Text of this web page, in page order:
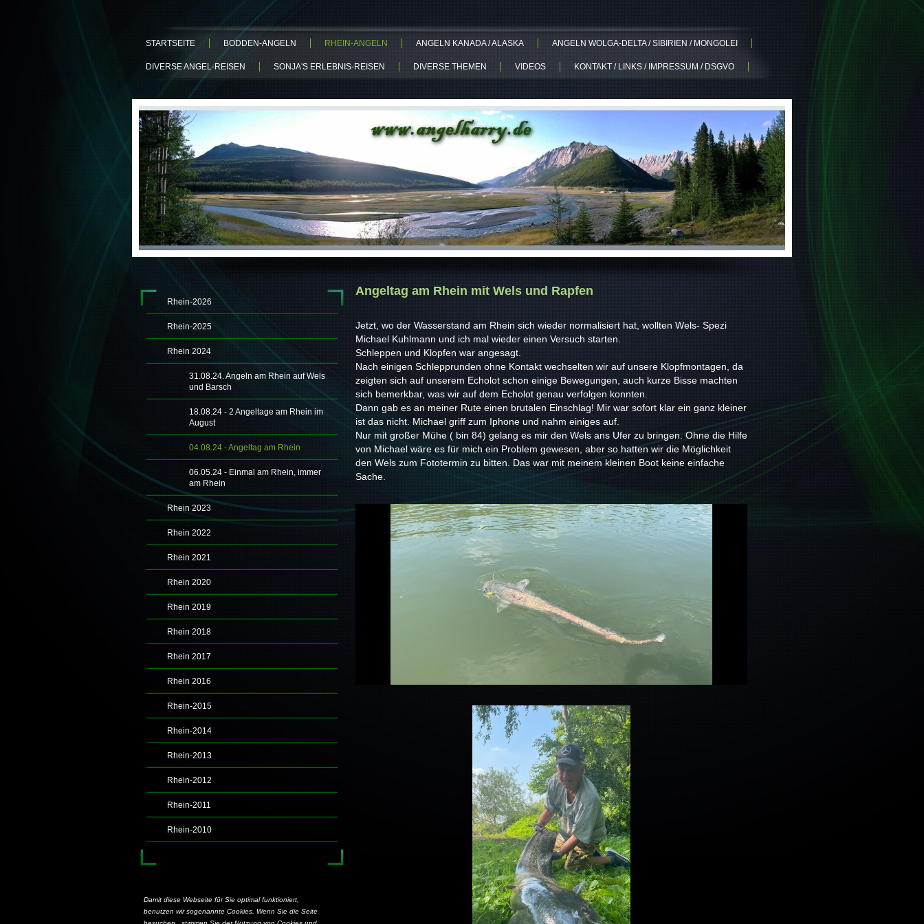
STARTSEITE BODDEN-ANGELN RHEIN-ANGELN ANGELN KANADA / ALASKA ANGELN WOLGA-DELTA / SIBIRIEN / MONGOLEI
DIVERSE ANGEL-REISEN SONJA'S ERLEBNIS-REISEN DIVERSE THEMEN VIDEOS KONTAKT / LINKS / IMPRESSUM / DSGVO
Rhein-2026
Rhein-2025
Rhein 2024
31.08.24. Angeln am Rhein auf Wels
und Barsch
18.08.24 - 2 Angeltage am Rhein im
August
04.08.24 - Angeltag am Rhein
06.05.24 - Einmal am Rhein, immer
am Rhein
Rhein 2023
Rhein 2022
Rhein 2021
Rhein 2020
Rhein 2019
Rhein 2018
Rhein 2017
Rhein 2016
Rhein-2015
Rhein-2014
Rhein-2013
Rhein-2012
Rhein-2011
Rhein-2010
Damit diese Webseite für Sie optimal funktioniert,
benutzen wir sogenannte Cookies. Wenn Sie die Seite
Angeltag am Rhein mit Wels und Rapfen
Jetzt, wo der Wasserstand am Rhein sich wieder normalisiert hat, wollten Wels- Spezi
Michael Kuhlmann und ich mal wieder einen Versuch starten.
Schleppen und Klopfen war angesagt.
Nach einigen Schlepprunden ohne Kontakt wechselten wir auf unsere Klopfmontagen, da
zeigten sich auf unserem Echolot schon einige Bewegungen, auch kurze Bisse machten
sich bemerkbar, was wir auf dem Echolot genau verfolgen konnten.
Dann gab es an meiner Rute einen brutalen Einschlag! Mir war sofort klar ein ganz kleiner
ist das nicht. Michael griff zum Iphone und nahm einiges auf.
Nur mit großer Mühe ( bin 84) gelang es mir den Wels ans Ufer zu bringen. Ohne die Hilfe
von Michael wäre es für mich ein Problem gewesen, aber so hatten wir die Möglichkeit
den Wels zum Fototermin zu bitten. Das war mit meinem kleinen Boot keine einfache
Sache.